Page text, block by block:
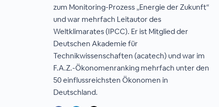
zum Monitoring-Prozess „Energie der Zukunft“
und war mehrfach Leitautor des
Weltklimarates (IPCC). Er ist Mitglied der
Deutschen Akademie für
Technikwissenschaften (acatech) und war im
F.A.Z.-Ökonomenranking mehrfach unter den
50 einflussreichsten Ökonomen in
Deutschland.